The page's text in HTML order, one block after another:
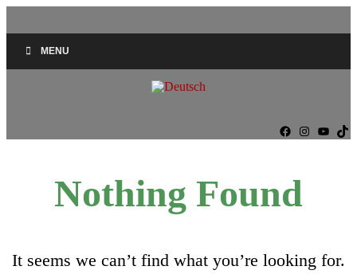
MENU
Facebook
Nothing Found
It seems we can’t find what you’re looking for.